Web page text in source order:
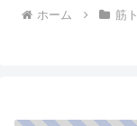
ホーム 筋